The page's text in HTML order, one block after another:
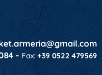
- Fax: +39 0522 479569